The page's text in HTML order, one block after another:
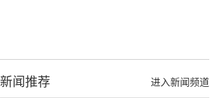
进入新闻频道
新闻推荐